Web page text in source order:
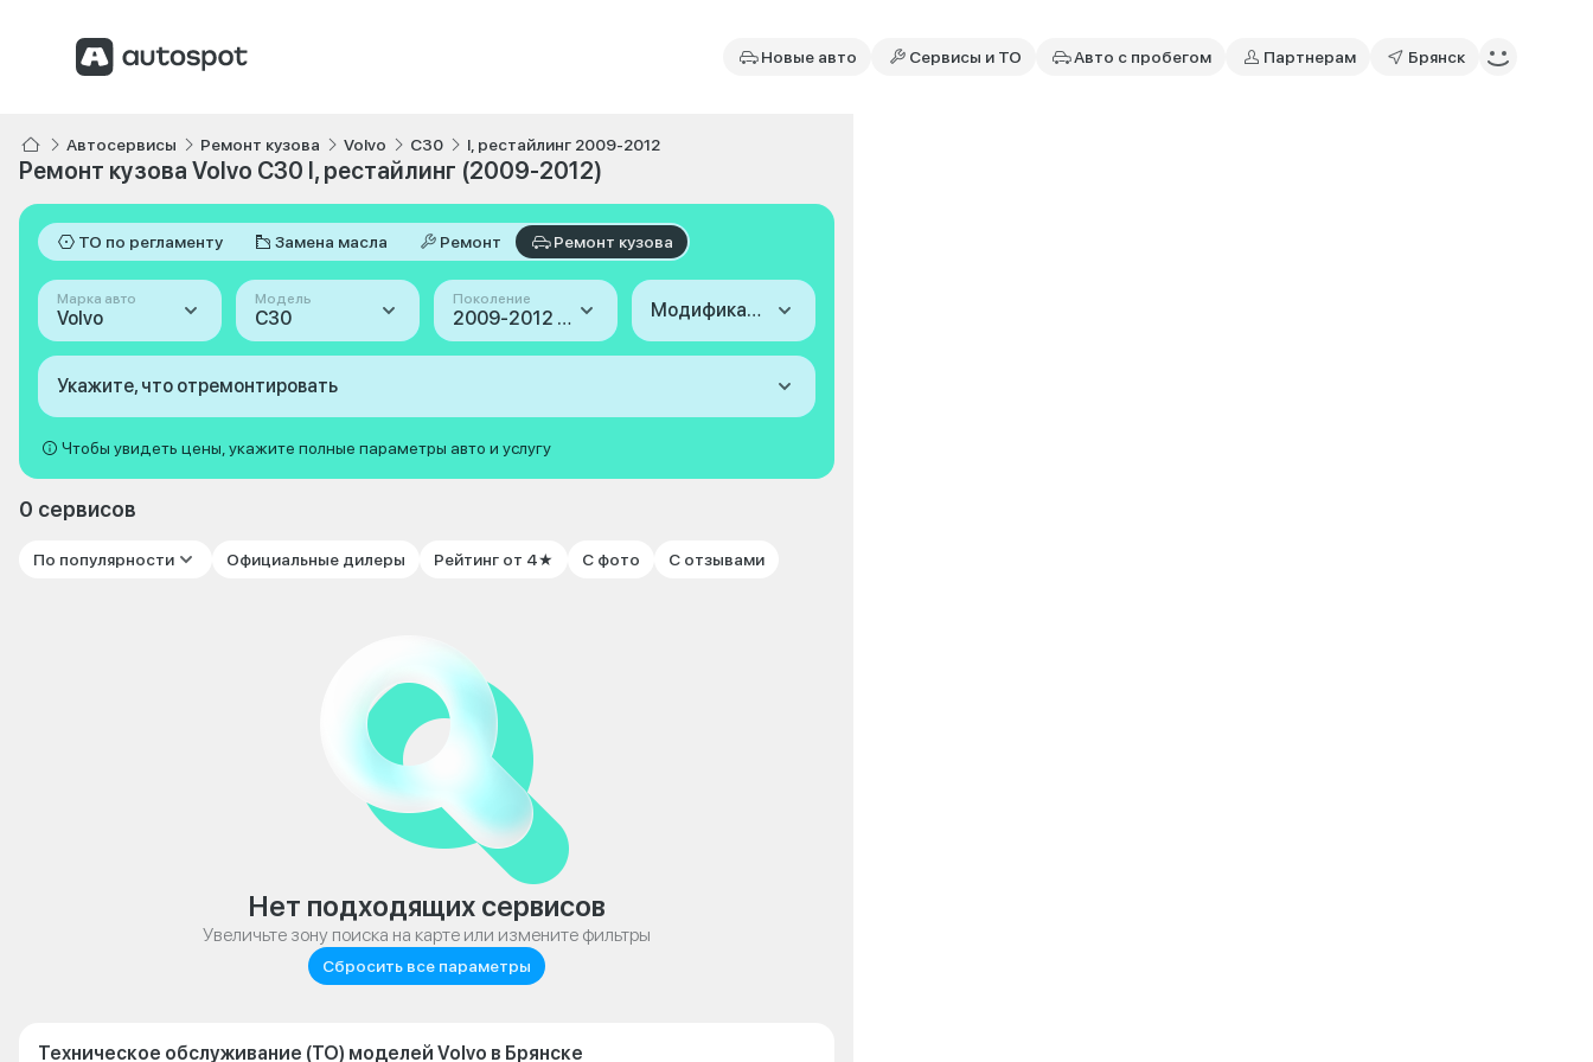
Новые авто Сервисы и ТО Авто с пробегом Партнерам Брянск
Автосервисы Ремонт кузова Volvo C30 I, рестайлинг 2009-2012
Ремонт кузова Volvo C30 I, рестайлинг (2009-2012)
ТО по регламенту Замена масла Ремонт Ремонт кузова
Марка авто
Volvo
Модель
C30
Поколение
2009-2012 (I, рестайлинг) Модификация
Укажите, что отремонтировать
Чтобы увидеть цены, укажите полные параметры авто и услугу
0 сервисов
По популярности Официальные дилеры Рейтинг от 4★ С фото С отзывами
Нет подходящих сервисов
Увеличьте зону поиска на карте или измените фильтры
Сбросить все параметры
Техническое обслуживание (ТО) моделей Volvo в Брянске